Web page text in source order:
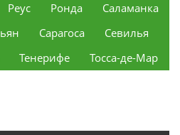
Реус Ронда
Саламанка
Сарагоса
Севилья
Тенерифе Тосса-де-Мар